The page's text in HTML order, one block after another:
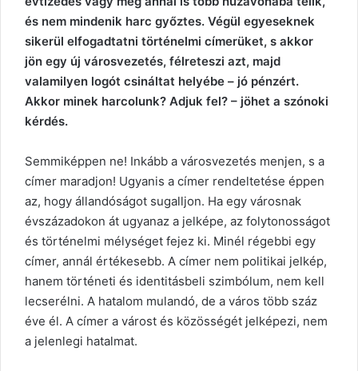
és nem mindenik harc győztes. Végül egyeseknek
sikerül elfogadtatni történelmi címerüket, s akkor
jön egy új városvezetés, félreteszi azt, majd
valamilyen logót csináltat helyébe – jó pénzért.
Akkor minek harcolunk? Adjuk fel? – jöhet a szónoki
kérdés.
Semmiképpen ne! Inkább a városvezetés menjen, s a
címer maradjon! Ugyanis a címer rendeltetése éppen
az, hogy állandóságot sugalljon. Ha egy városnak
évszázadokon át ugyanaz a jelképe, az folytonosságot
és történelmi mélységet fejez ki. Minél régebbi egy
címer, annál értékesebb. A címer nem politikai jelkép,
hanem történeti és identitásbeli szimbólum, nem kell
lecserélni. A hatalom mulandó, de a város több száz
éve él. A címer a várost és közösségét jelképezi, nem
a jelenlegi hatalmat.